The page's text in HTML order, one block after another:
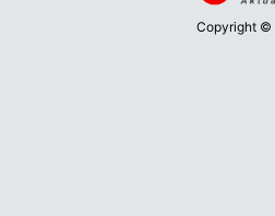
Copyright ©